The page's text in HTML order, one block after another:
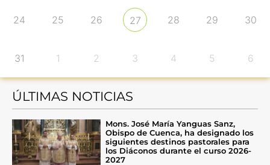
24 25 26 27 28 29 30
31 1 2 3 4 5 6
ÚLTIMAS NOTICIAS
Mons. José María Yanguas Sanz,
Obispo de Cuenca, ha designado los
siguientes destinos pastorales para
los Diáconos durante el curso 2026-
2027